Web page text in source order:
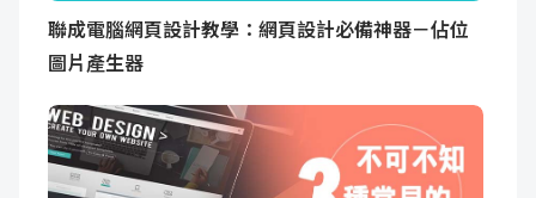
聯成電腦網頁設計教學：網頁設計必備神器－佔位
圖片產生器